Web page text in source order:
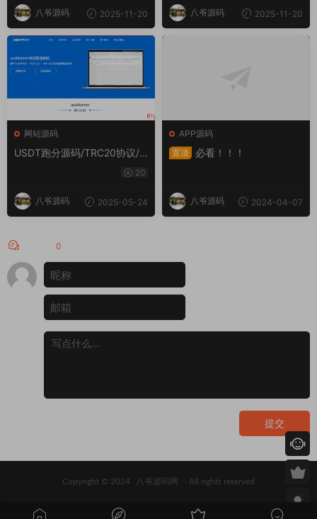
八爷源码 2025-11-20
有奖竞猜/自定义赛事/冠军优
胜猜
八爷源码 2025-11-20
网站源码
USDT跑分源码/TRC20协议/E
RC20协议监听自动回调/usdt
支付系统源码(带三级分销)
20
八爷源码 2025-05-24
APP源码
置顶
必看！！！
八爷源码 2024-04-07
0
提交
Copyright © 2024 八爷源码网 - All rights reserved